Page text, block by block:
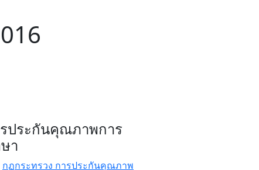
ประกันคุณภาพการ
า
กฏกระทรวง การประกันคุณภาพ